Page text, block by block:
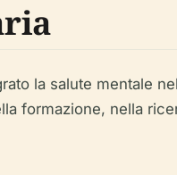
la salute mentale
formazione, nella